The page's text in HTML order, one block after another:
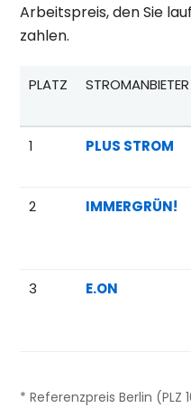
Arbeitspreis, den Sie
zahlen.
Beliebteste Tarife beim
PLATZ STROMANBIETER
1 PLUS STROM
2 IMMERGRÜN!
3 E.ON
* Referenzpreis Berlin (PLZ